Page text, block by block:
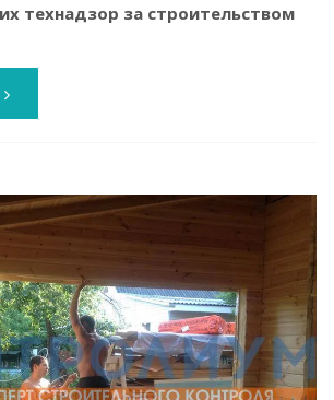
технадзор за строительством